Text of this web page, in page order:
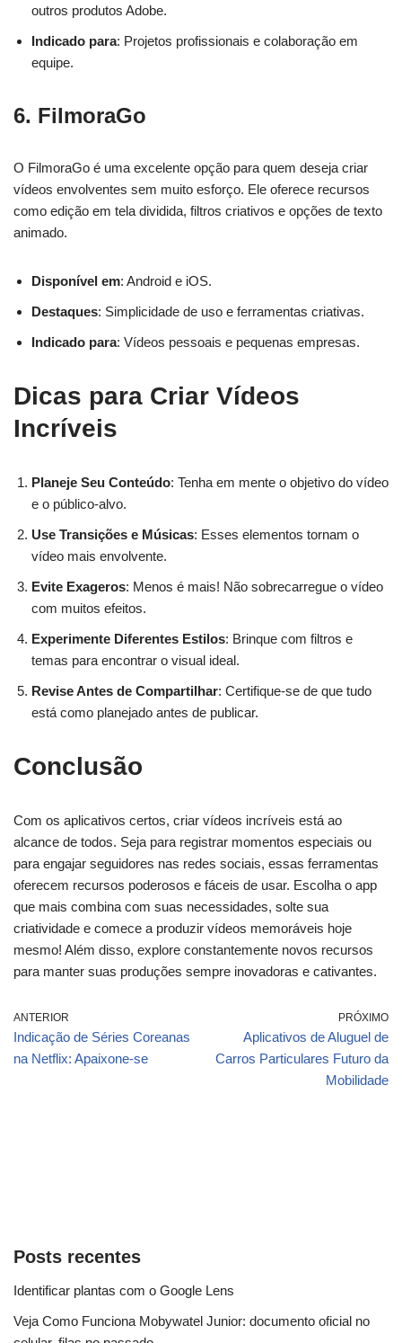
outros produtos Adobe.
Indicado para: Projetos profissionais e colaboração em
equipe.
6. FilmoraGo
O FilmoraGo é uma excelente opção para quem deseja criar
vídeos envolventes sem muito esforço. Ele oferece recursos
como edição em tela dividida, filtros criativos e opções de texto
animado.
Disponível em: Android e iOS.
Destaques: Simplicidade de uso e ferramentas criativas.
Indicado para: Vídeos pessoais e pequenas empresas.
Dicas para Criar Vídeos
Incríveis
Planeje Seu Conteúdo: Tenha em mente o objetivo do vídeo
e o público-alvo.
Use Transições e Músicas: Esses elementos tornam o
vídeo mais envolvente.
Evite Exageros: Menos é mais! Não sobrecarregue o vídeo
com muitos efeitos.
Experimente Diferentes Estilos: Brinque com filtros e
temas para encontrar o visual ideal.
Revise Antes de Compartilhar: Certifique-se de que tudo
está como planejado antes de publicar.
Conclusão
Com os aplicativos certos, criar vídeos incríveis está ao
alcance de todos. Seja para registrar momentos especiais ou
para engajar seguidores nas redes sociais, essas ferramentas
oferecem recursos poderosos e fáceis de usar. Escolha o app
que mais combina com suas necessidades, solte sua
criatividade e comece a produzir vídeos memoráveis hoje
mesmo! Além disso, explore constantemente novos recursos
para manter suas produções sempre inovadoras e cativantes.
ANTERIOR
Indicação de Séries Coreanas
na Netflix: Apaixone-se
PRÓXIMO
Aplicativos de Aluguel de
Carros Particulares Futuro da
Mobilidade
Posts recentes
Identificar plantas com o Google Lens
Veja Como Funciona Mobywatel Junior: documento oficial no